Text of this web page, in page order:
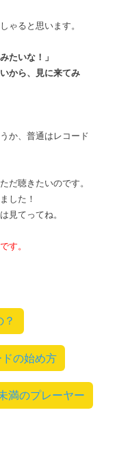
ゃると思います。
たいな！」
から、見に来てみ
か、普通はレコード
だ聴きたいのです。
した！
見てってね。
す。
の始め方
満のプレーヤー